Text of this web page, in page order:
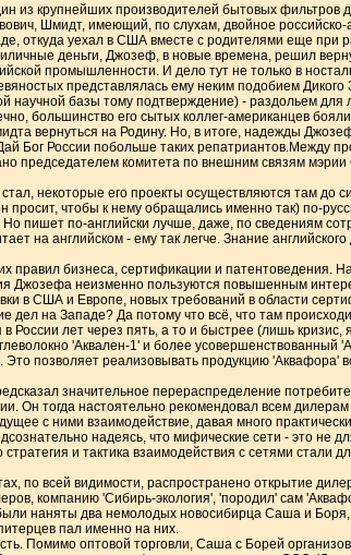
из крупнейших производителей бытовых фильтров
Шмидт, имеющий, по слухам, двойное российско-
откуда уехал в США вместе с родителями еще при
деньги, Джозеф, в новые времена, решил
промышленности. И дело тут не только в
представлялась ему неким подобием Дикого
научной базы тому подтверждение) - раздольем для
большинство его сытых коллег-американцев
вернуться на Родину. Но, в итоге, надежды
Бог России побольше таких репатриантов.Между
председателем комитета по внешним связям
некоторые его проекты осуществляются там до
чтобы к нему обращались именно так) по-
пишет по-английски лучше, даже, по сведениям
на английском - ему так легче. Знание
правил бизнеса, сертификации и патентоведения.
Джозефа неизменно пользуются повышенным
в США и Европе, новых требований в области
дел на Западе? Да потому что всё, что там
России лет через пять, а то и быстрее (лишь кризис,
'Аквален-1' и более усовершенствованный
позволяет реализовывать продукцию 'Аквафора'
значительное перераспределение
Он тогда настоятельно рекомендовал всем дилерам
с ними взаимодействие, давая много
надеясь, что мифические сети - это не
и тактика взаимодействия с сетями стали
по всей видимости, распространено открытие
компанию 'Сибирь-экология', 'породил' сам
наняты два немолодых новосибирца Саша и
пал именно на них.
Помимо оптовой торговли, Саша с Борей